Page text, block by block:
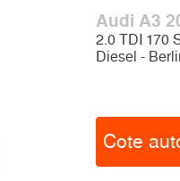
Audi A3
2.0 TDI 170
Diesel -
Cote